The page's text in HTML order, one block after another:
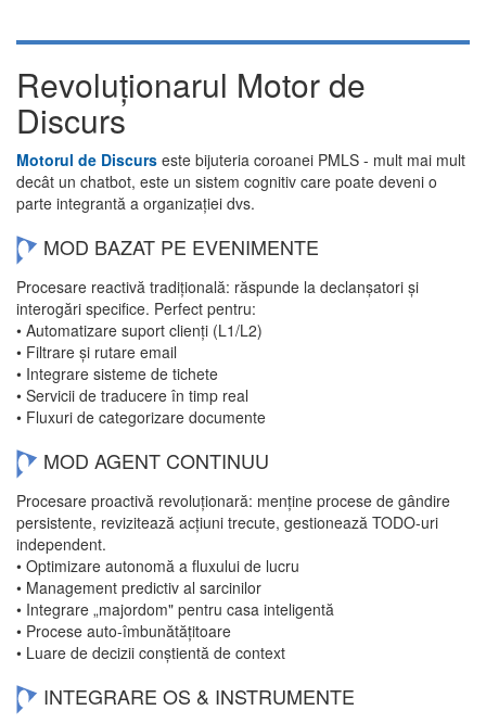
Revoluționarul Motor de
Discurs
Motorul de Discurs este bijuteria coroanei PMLS - mult mai mult
decât un chatbot, este un sistem cognitiv care poate deveni o
parte integrantă a organizației dvs.
MOD BAZAT PE EVENIMENTE
Procesare reactivă tradițională: răspunde la declanșatori și
interogări specifice. Perfect pentru:
• Automatizare suport clienți (L1/L2)
• Filtrare și rutare email
• Integrare sisteme de tichete
• Servicii de traducere în timp real
• Fluxuri de categorizare documente
MOD AGENT CONTINUU
Procesare proactivă revoluționară: menține procese de gândire
persistente, revizitează acțiuni trecute, gestionează TODO-uri
independent.
• Optimizare autonomă a fluxului de lucru
• Management predictiv al sarcinilor
• Integrare „majordom" pentru casa inteligentă
• Procese auto-îmbunătățitoare
• Luare de decizii conștientă de context
INTEGRARE OS & INSTRUMENTE